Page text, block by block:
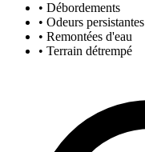
• Débordements
• Odeurs persistantes
• Remontées d'eau
• Terrain détrempé